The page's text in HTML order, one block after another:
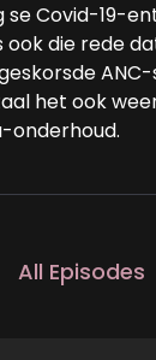
se Covid-19-
ook die rede
het ook
onderhoud.
All Episodes